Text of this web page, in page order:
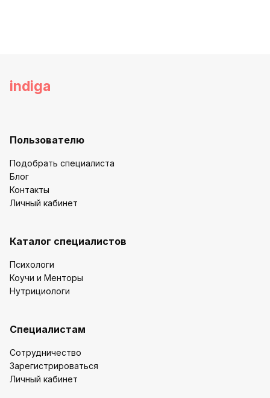
indiga
Пользователю
Подобрать специалиста
Блог
Контакты
Личный кабинет
Каталог специалистов
Психологи
Коучи и Менторы
Нутрициологи
Специалистам
Сотрудничество
Зарегистрироваться
Личный кабинет